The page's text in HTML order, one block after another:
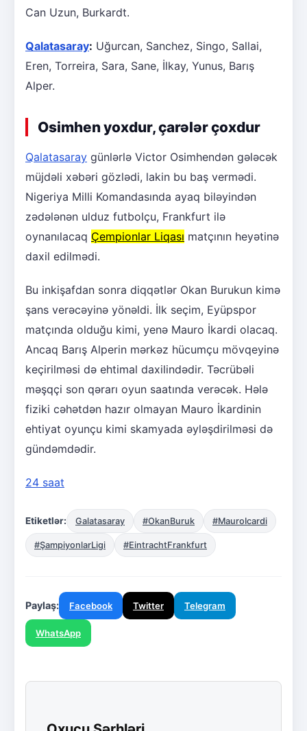
Can Uzun, Burkardt.
Qalatasaray: Uğurcan, Sanchez, Singo, Sallai,
Eren, Torreira, Sara, Sane, İlkay, Yunus, Barış
Alper.
Osimhen yoxdur, çarələr çoxdur
Qalatasaray günlərlə Victor Osimhendən gələcək
müjdəli xəbəri gözlədi, lakin bu baş vermədi.
Nigeriya Milli Komandasında ayaq biləyindən
zədələnən ulduz futbolçu, Frankfurt ilə
oynanılacaq Çempionlar Liqası matçının heyətinə
daxil edilmədi.
Bu inkişafdan sonra diqqətlər Okan Burukun kimə
şans verəcəyinə yönəldi. İlk seçim, Eyüpspor
matçında olduğu kimi, yenə Mauro İkardi olacaq.
Ancaq Barış Alperin mərkəz hücumçu mövqeyinə
keçirilməsi də ehtimal daxilindədir. Təcrübəli
məşqçi son qərarı oyun saatında verəcək. Hələ
fiziki cəhətdən hazır olmayan Mauro İkardinin
ehtiyat oyunçu kimi skamyada əyləşdirilməsi də
gündəmdədir.
24 saat
Etiketlər: Galatasaray #OkanBuruk #MauroIcardi
#ŞampiyonlarLigi #EintrachtFrankfurt
Paylaş: Facebook Twitter Telegram
WhatsApp